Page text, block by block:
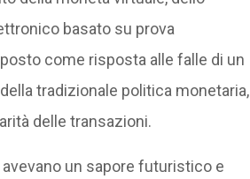
basato su prova
come risposta alle falle di un
tradizionale politica monetaria,
delle transazioni.
un sapore futuristico e